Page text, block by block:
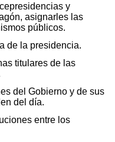
y
asignarles las
públicos.
de la presidencia.
titulares de las
del Gobierno y de sus
del día.
entre los